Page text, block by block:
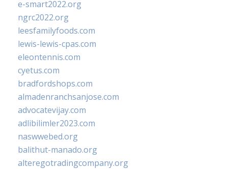
e-smart2022.org
ngrc2022.org
leesfamilyfoods.com
lewis-lewis-cpas.com
eleontennis.com
cyetus.com
bradfordshops.com
almadenranchsanjose.com
advocatevijay.com
adlibilimler2023.com
naswwebed.org
balithut-manado.org
alteregotradingcompany.org